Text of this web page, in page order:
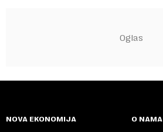
NOVA EKONOMIJA O NAMA